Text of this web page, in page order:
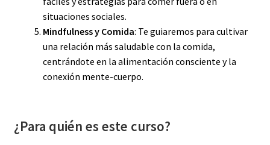
situaciones sociales.
Mindfulness y Comida: Te guiaremos para cultivar
una relación más saludable con la comida,
centrándote en la alimentación consciente y la
conexión mente-cuerpo.
¿Para quién es este curso?